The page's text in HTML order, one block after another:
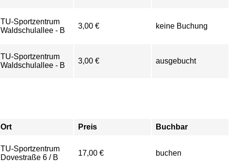
TU-Sportzentrum
Waldschulallee - B
3,00 € keine Buchung
TU-Sportzentrum
Waldschulallee - B
3,00 € ausgebucht
Ort Preis Buchbar
TU-Sportzentrum
Dovestraße 6 / B
17,00 € buchen